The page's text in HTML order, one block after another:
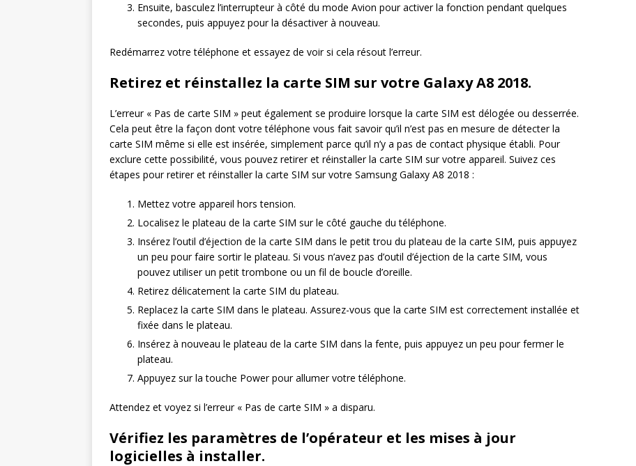
Ensuite, basculez l’interrupteur à côté du mode Avion pour activer la fonction pendant quelques
secondes, puis appuyez pour la désactiver à nouveau.
Redémarrez votre téléphone et essayez de voir si cela résout l’erreur.
Retirez et réinstallez la carte SIM sur votre Galaxy A8 2018.
L’erreur « Pas de carte SIM » peut également se produire lorsque la carte SIM est délogée ou desserrée.
Cela peut être la façon dont votre téléphone vous fait savoir qu’il n’est pas en mesure de détecter la
carte SIM même si elle est insérée, simplement parce qu’il n’y a pas de contact physique établi. Pour
exclure cette possibilité, vous pouvez retirer et réinstaller la carte SIM sur votre appareil. Suivez ces
étapes pour retirer et réinstaller la carte SIM sur votre Samsung Galaxy A8 2018 :
Mettez votre appareil hors tension.
Localisez le plateau de la carte SIM sur le côté gauche du téléphone.
Insérez l’outil d’éjection de la carte SIM dans le petit trou du plateau de la carte SIM, puis appuyez
un peu pour faire sortir le plateau. Si vous n’avez pas d’outil d’éjection de la carte SIM, vous
pouvez utiliser un petit trombone ou un fil de boucle d’oreille.
Retirez délicatement la carte SIM du plateau.
Replacez la carte SIM dans le plateau. Assurez-vous que la carte SIM est correctement installée et
fixée dans le plateau.
Insérez à nouveau le plateau de la carte SIM dans la fente, puis appuyez un peu pour fermer le
plateau.
Appuyez sur la touche Power pour allumer votre téléphone.
Attendez et voyez si l’erreur « Pas de carte SIM » a disparu.
Vérifiez les paramètres de l’opérateur et les mises à jour
logicielles à installer.